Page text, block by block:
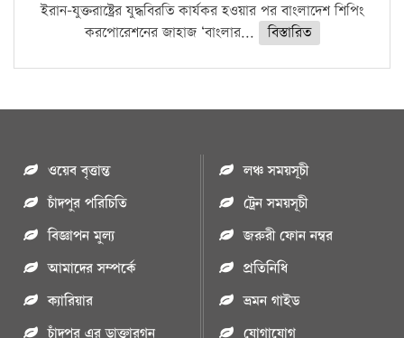
ইরান-যুক্তরাষ্ট্রের যুদ্ধবিরতি কার্যকর হওয়ার পর বাংলাদেশ শিপিং
করপোরেশনের জাহাজ ‘বাংলার...
বিস্তারিত
ওয়েব বৃত্তান্ত
চাঁদপুর পরিচিতি
বিজ্ঞাপন মুল্য
আমাদের সম্পর্কে
ক্যারিয়ার
লঞ্চ সময়সূচী
ট্রেন সময়সূচী
জরুরী ফোন নম্বর
প্রতিনিধি
ভ্রমন গাইড